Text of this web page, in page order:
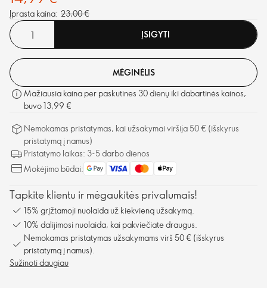
Įprasta kaina: 23,00 €
ĮSIGYTI
MĖGINĖLIS
Mažiausia kaina per paskutines 30 dienų iki dabartinės kainos,
buvo 13,99 €
Nemokamas pristatymas, kai užsakymai viršija 50 € (išskyrus
pristatymą į namus)
Pristatymo laikas: 3-5 darbo dienos
Mokėjimo būdai:
Tapkite klientu ir mėgaukitės privalumais!
15% grįžtamoji nuolaida už kiekvieną užsakymą.
10% dalijimosi nuolaida, kai pakviečiate draugus.
Nemokamas pristatymas užsakymams virš 50 € (išskyrus
pristatymą į namus).
Sužinoti daugiau